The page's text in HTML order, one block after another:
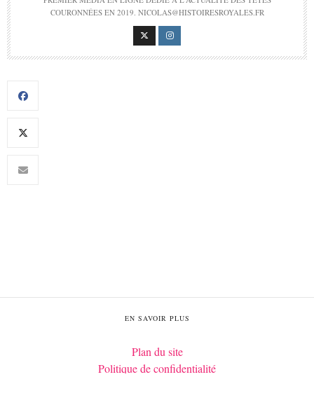
COURONNÉES EN 2019. NICOLAS@HISTOIRESROYALES.FR
EN SAVOIR PLUS
Plan du site
Politique de confidentialité